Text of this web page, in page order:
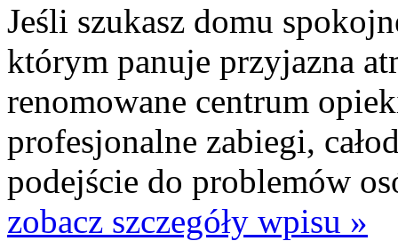
Jeśli szukasz domu
którym panuje przyjazna
renomowane centrum
profesjonalne zabiegi,
podejście do problemów
zobacz szczegóły wpisu »